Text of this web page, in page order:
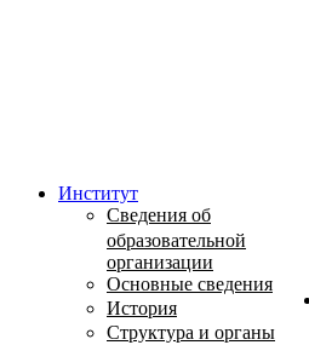
Институт
Сведения об
образовательной
организации
Основные сведения
История
Структура и органы